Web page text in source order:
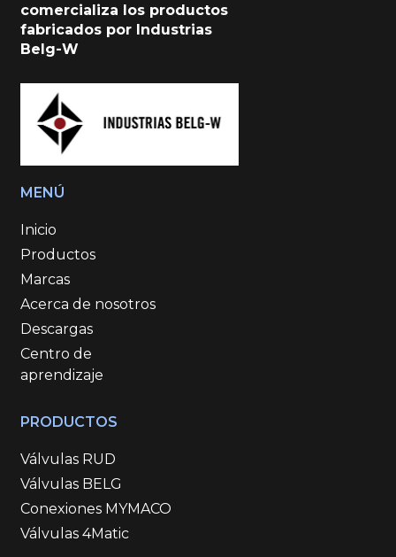
comercializa los productos
fabricados por Industrias
Belg-W
MENÚ
Inicio
Productos
Marcas
Acerca de nosotros
Descargas
Centro de
aprendizaje
PRODUCTOS
Válvulas RUD
Válvulas BELG
Conexiones MYMACO
Válvulas 4Matic